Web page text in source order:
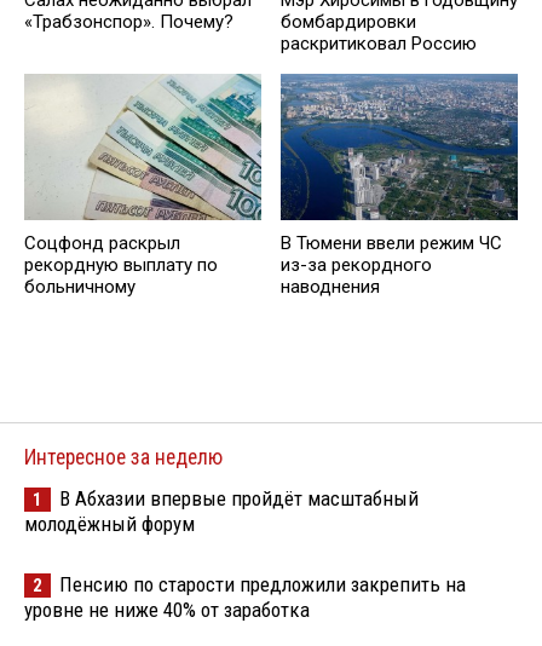
«Трабзонспор». Почему?
бомбардировки
раскритиковал Россию
Соцфонд раскрыл
рекордную выплату по
больничному
В Тюмени ввели режим ЧС
из-за рекордного
наводнения
Интересное за неделю
1
В Абхазии впервые пройдёт масштабный
молодёжный форум
2
Пенсию по старости предложили закрепить на
уровне не ниже 40% от заработка